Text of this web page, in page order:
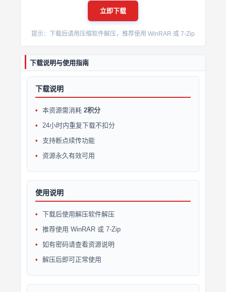
立即下载
提示：下载后请用压缩软件解压，推荐使用 WinRAR 或 7-Zip
下载说明与使用指南
下载说明
本资源需消耗 2积分
24小时内重复下载不扣分
支持断点续传功能
资源永久有效可用
使用说明
下载后使用解压软件解压
推荐使用 WinRAR 或 7-Zip
如有密码请查看资源说明
解压后即可正常使用